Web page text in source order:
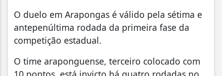
O duelo em Arapongas é válido pela sétima e
antepenúltima rodada da primeira fase da
competição estadual.
O time araponguense, terceiro colocado com